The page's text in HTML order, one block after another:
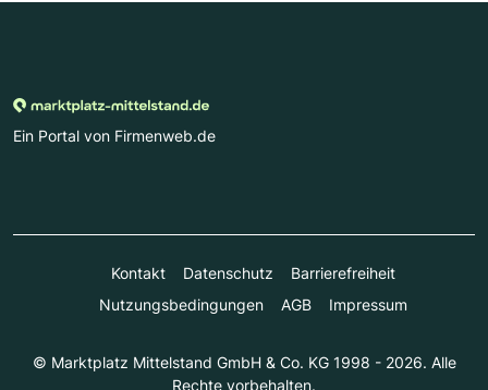
Ein Portal von Firmenweb.de
Kontakt Datenschutz
Barrierefreiheit
Nutzungsbedingungen
AGB Impressum
© Marktplatz Mittelstand GmbH & Co. KG 1998 - 2026. Alle
Rechte vorbehalten.